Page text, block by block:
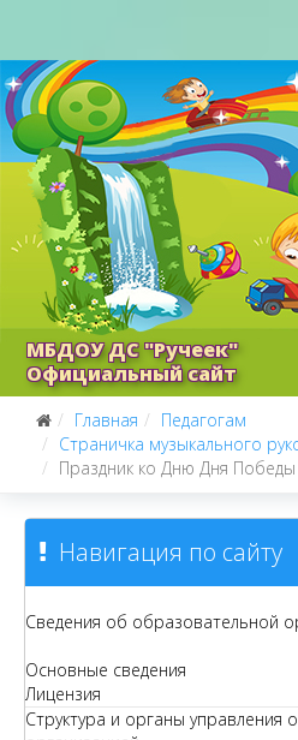
МБДОУ ДС "Ручеек"
Официальный сайт
Главная
Педагогам
Страничка музыкального
Праздник ко Дню Дня Победы
Навигация по сайту
Сведения об образовательной
Основные сведения
Лицензия
Структура и органы управления